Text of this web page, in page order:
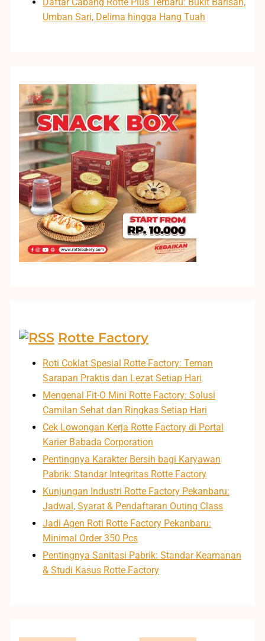
Umban Sari, Delima hingga Hang Tuah
Rotte Factory
Roti Coklat Spesial Rotte Factory: Teman
Sarapan Praktis dan Lezat Setiap Hari
Mengenal Fit-O Mini Rotte Factory: Solusi
Camilan Sehat dan Ringkas Setiap Hari
Cek Lowongan Kerja Rotte Factory di Portal
Karier Babada Corporation
Pentingnya Karakter Bersih bagi Karyawan
Pabrik: Standar Integritas Rotte Factory
Kunjungan Industri Rotte Factory Pekanbaru:
Jadwal, Syarat & Pendaftaran Outing Class
Jadi Agen Roti Rotte Factory Pekanbaru:
Minimal Order 350 Pcs
Pentingnya Sanitasi Pabrik: Standar Keamanan
& Studi Kasus Rotte Factory